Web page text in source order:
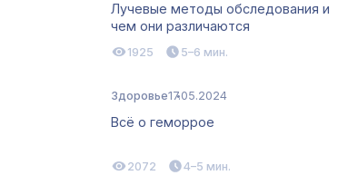
Лучевые методы обследования и
чем они различаются
1925 5–6 мин.
Здоровье17.05.2024
Всё о геморрое
2072 4–5 мин.